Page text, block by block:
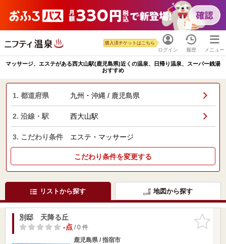
ログイン
購入済チケットはこちら
履歴 メニュー
マッサージ、エステがある西大山駅(鹿児島県)近くの温泉、日帰り温泉、スーパー銭湯
おすすめ
1. 都道府県 九州・沖縄 / 鹿児島県
2. 沿線・駅 西大山駅
3. こだわり条件 エステ・マッサージ
こだわり条件を変更する
リストから探す 地図から探す
お気に入
りに追加
別邸 天降る丘
-点/ 0 件
鹿児島県 / 指宿市